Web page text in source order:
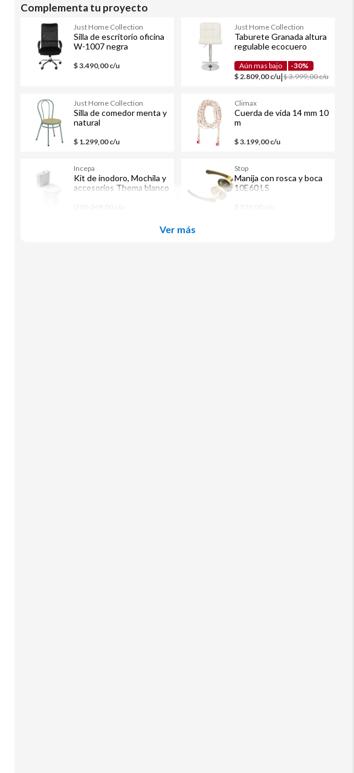
Complementa tu proyecto
Just Home Collection
Silla de escritorio oficina
W-1007 negra
$ 3.490,00 c/u
Just Home Collection
Taburete Granada altura
regulable ecocuero
Aún mas bajo
-30%
$ 2.809,00 c/u|$ 3.999,00 c/u
Just Home Collection
Silla de comedor menta y
natural
$ 1.299,00 c/u
Climax
Cuerda de vida 14 mm 10
m
$ 3.199,00 c/u
Incepa
Kit de inodoro, Mochila y
accesorios Thema blanco
Stop
Manija con rosca y boca
10E60 LS
Ver más